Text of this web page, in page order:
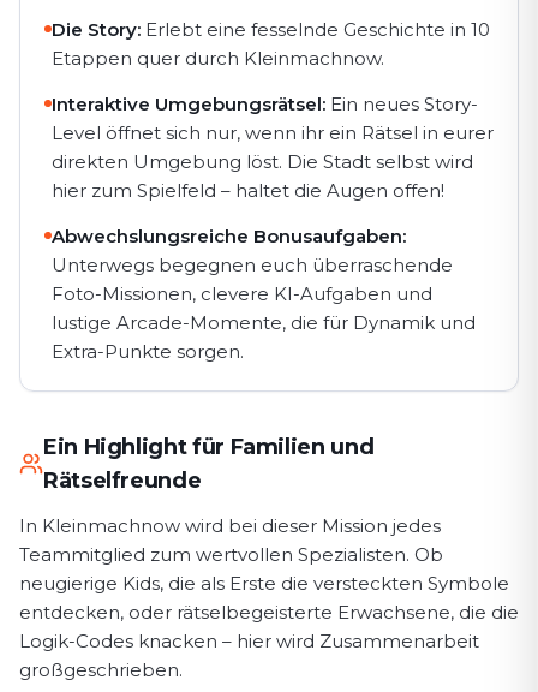
Die Story: Erlebt eine fesselnde Geschichte in 10
Etappen quer durch Kleinmachnow⁠.
Interaktive Umgebungsrätsel: Ein neues Story-
Level öffnet sich nur, wenn ihr ein Rätsel in eurer
direkten Umgebung löst. Die Stadt selbst wird
hier zum Spielfeld – haltet die Augen offen!
Abwechslungsreiche Bonusaufgaben:
Unterwegs begegnen euch überraschende
Foto-Missionen, clevere KI-Aufgaben und
lustige Arcade-Momente, die für Dynamik und
Extra-Punkte sorgen.
Ein Highlight für Familien und
Rätselfreunde
In Kleinmachnow⁠ wird bei dieser Mission jedes
Teammitglied zum wertvollen Spezialisten. Ob
neugierige Kids, die als Erste die versteckten Symbole
entdecken, oder rätselbegeisterte Erwachsene, die die
Logik-Codes knacken – hier wird Zusammenarbeit
großgeschrieben.